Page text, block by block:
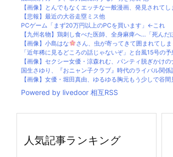
【画像】とんでもなくエッチな一般漫画、発見されてし
【悲報】最近の大谷走塁ミス他
PCゲーム「まず20万円以上のPCを買います」←これ
【九州名物】鶏刺し食べた医師、全身麻痺へ…「死んだ
【画像】小島はな
さん、虫が寄ってきて囲まれてしま
「近年稀に見るどころの話じゃないぞ」と台風15号の
【画像】セクシー女優・涼森れむ、パンティ脱ぎかけ
国生さゆり、『おニャン子クラブ』時代のライバル関
【画像】女優・堀田真由、ゆるゆる胸元もう少しで谷間
Powered by livedoor 相互RSS
人気記事ランキング